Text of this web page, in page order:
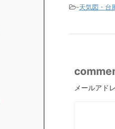
-天気図・台
メールアド